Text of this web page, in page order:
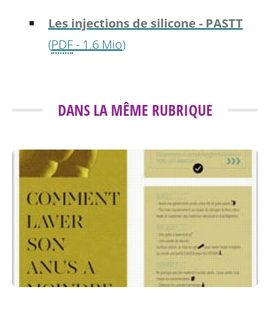
Les injections de silicone - PASTT
(PDF- 1.6 Mio)
DANS LA MÊME RUBRIQUE